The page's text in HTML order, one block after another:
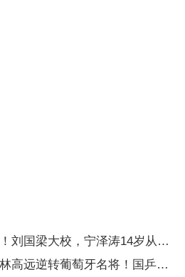
大校，宁泽涛14岁从军，她竟然是将军！
转葡萄牙名将！国乒直板名将淘汰世界冠军